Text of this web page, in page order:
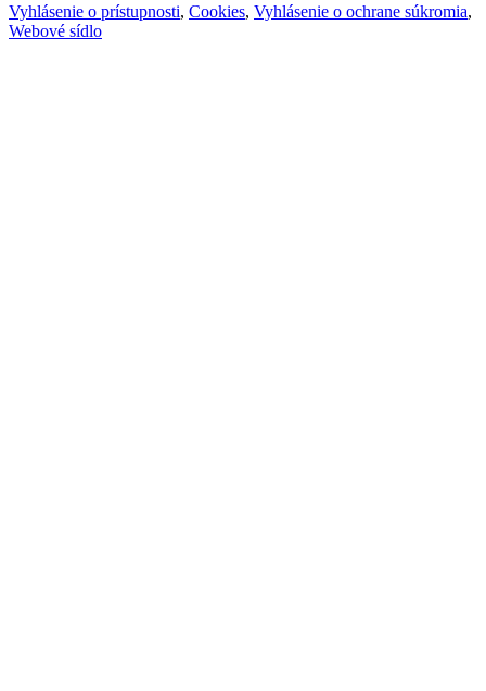
Vyhlásenie o prístupnosti, Cookies, Vyhlásenie o ochrane súkromia,
Webové sídlo